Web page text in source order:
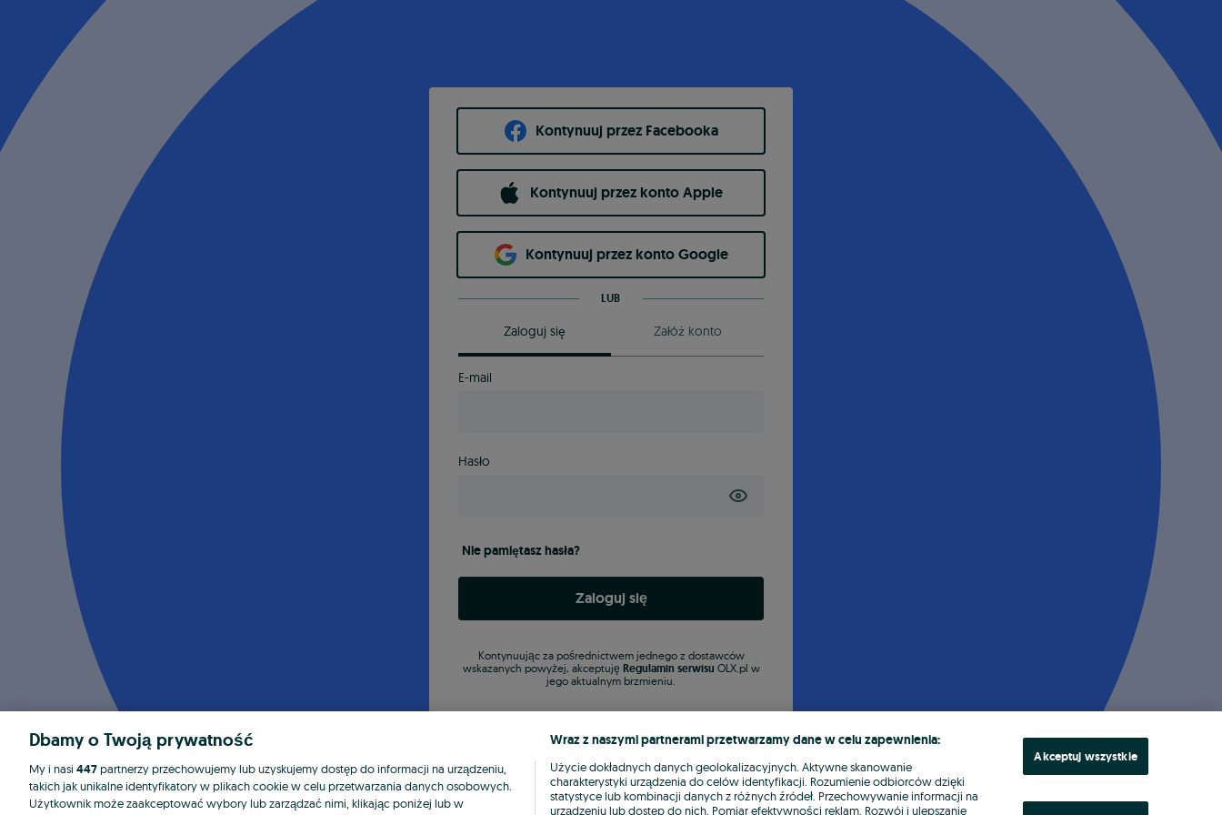
Kontynuuj przez Facebooka
Kontynuuj przez konto Apple
Kontynuuj przez konto Google
LUB
Zaloguj się Załóż konto
E-mail
Hasło
Nie pamiętasz hasła?
Zaloguj się
Kontynuując za pośrednictwem jednego z dostawców
wskazanych powyżej, akceptuję Regulamin serwisu OLX.pl w
jego aktualnym brzmieniu.
Dbamy o Twoją prywatność
My i nasi 447partnerzy przechowujemy lub uzyskujemy dostęp do informacji na urządzeniu,
takich jak unikalne identyfikatory w plikach cookie w celu przetwarzania danych osobowych.
Użytkownik może zaakceptować wybory lub zarządzać nimi, klikając poniżej lub w
Wraz z naszymi partnerami przetwarzamy dane w celu zapewnienia:
Użycie dokładnych danych geolokalizacyjnych. Aktywne skanowanie
charakterystyki urządzenia do celów identyfikacji. Rozumienie odbiorców dzięki
statystyce lub kombinacji danych z różnych źródeł. Przechowywanie informacji na
urządzeniu lub dostęp do nich. Pomiar efektywności reklam. Rozwój i ulepszanie
Akceptuj wszystkie